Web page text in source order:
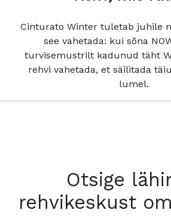
Cinturato Winter tuletab juhile
see vahetada: kui sõna
turvisemustrilt kadunud täht
rehvi vahetada, et säilitada
lumel.
Otsige
rehvikeskust